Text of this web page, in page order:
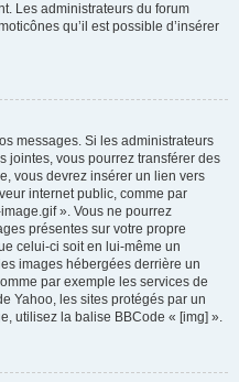
Les administrateurs du forum
qu’il est possible d’insérer
messages. Si les administrateurs
jointes, vous pourrez transférer des
vous devrez insérer un lien vers
internet public, comme par
». Vous ne pourrez
présentes sur votre propre
celui-ci soit en lui-même un
images hébergées derrière un
par exemple les services de
Yahoo, les sites protégés par un
utilisez la balise BBCode « [img] ».